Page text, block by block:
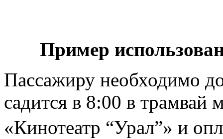
Пример
Пассажиру необходимо
садится в 8:00 в
«Кинотеатр “Урал”» и